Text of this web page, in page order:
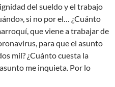
del sueldo y el trabajo
si no por el… ¿Cuánto
que viene a trabajar de
para que el asunto
mil? ¿Cuánto cuesta la
me inquieta. Por lo